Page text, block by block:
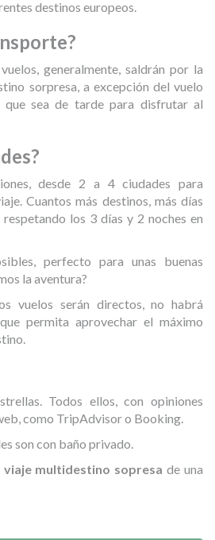
destinos europeos.
generalmente, saldrán por la
sorpresa, a excepción del vuelo
que sea de tarde para disfrutar al
desde 2 a 4 ciudades para
Cuantos más destinos, más días
los 3 días y 2 noches en
perfecto para unas buenas
la aventura?
vuelos serán directos, no habrá
permita aprovechar el máximo
Todos ellos, con opiniones
como TripAdvisor o Booking.
son con baño privado.
viaje multidestino sopresa de una